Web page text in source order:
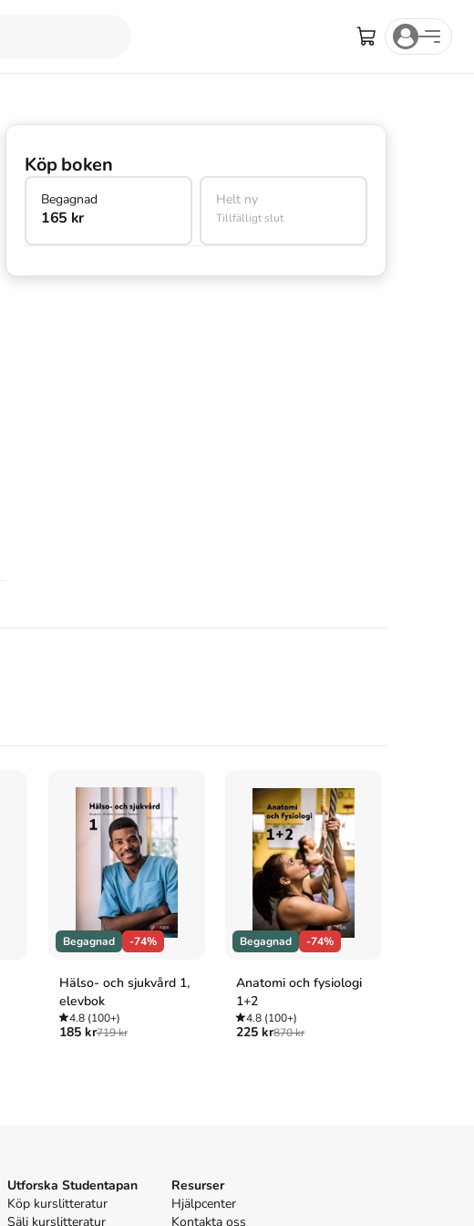
Köp boken
Begagnad
165 kr
Helt ny
Tillfälligt slut
Begagnad -74%
Hälso- och sjukvård 1,
elevbok
4.8(100+)
185 kr719 kr
Begagnad -74%
Anatomi och fysiologi
1+2
4.8 (100+)
225 kr870 kr
Utforska Studentapan
Köp kurslitteratur
Sälj kurslitteratur
Resurser
Hjälpcenter
Kontakta oss